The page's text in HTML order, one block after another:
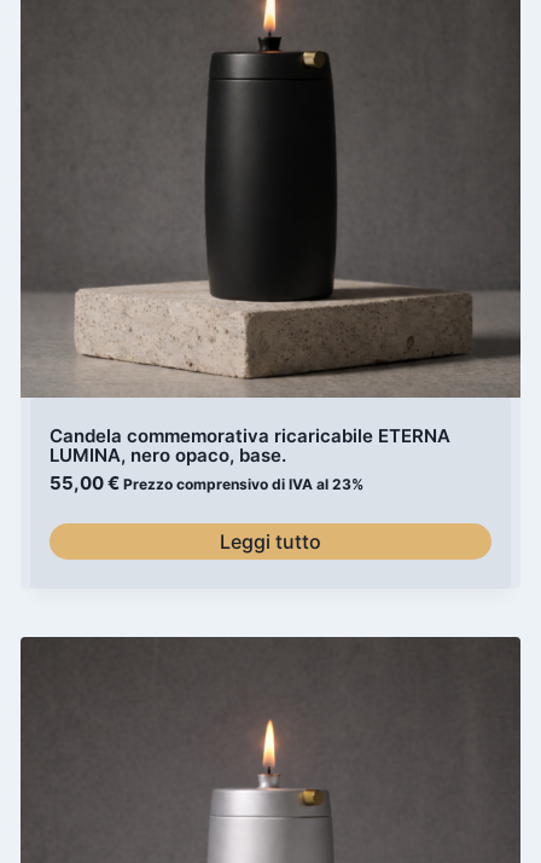
Candela commemorativa ricaricabile ETERNA
LUMINA, nero opaco, base.
55,00€ Prezzo comprensivo di IVA al 23%
Leggi tutto